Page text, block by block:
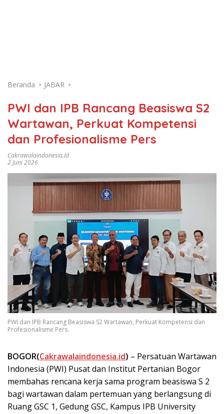
Beranda JABAR
PWI dan IPB Rancang Beasiswa S2
Wartawan, Perkuat Kompetensi
dan Profesionalisme Pers
Cakrawalaindonesia.id
2 Juni 2026
PWI dan IPB Rancang Beasiswa S2 Wartawan, Perkuat Kompetensi dan
Profesionalisme Pers.
BOGOR(Cakrawalaindonesia.id) – Persatuan Wartawan
Indonesia (PWI) Pusat dan Institut Pertanian Bogor
membahas rencana kerja sama program beasiswa S 2
bagi wartawan dalam pertemuan yang berlangsung di
Ruang GSC 1, Gedung GSC, Kampus IPB University